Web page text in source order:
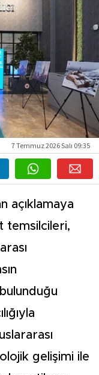
7 Temmuz 2026 Salı 09:35
açıklamaya
temsilcileri,
gelişimi ile